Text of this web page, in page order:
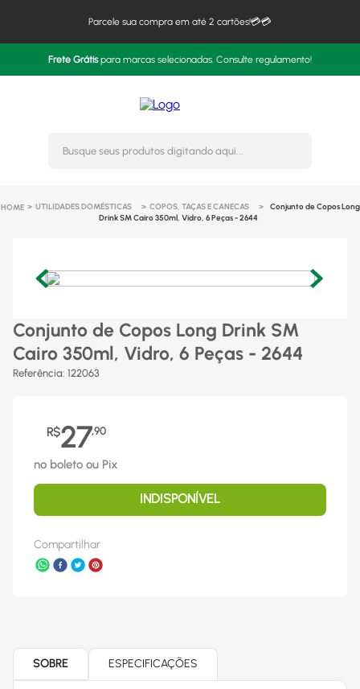
Parcele sua compra em até 2 cartões!💳💳
Frete Grátispara marcas selecionadas. Consulte regulamento!
Busque seus produtos
UTILIDADES DOMÉSTICAS COPOS, TAÇAS E CANECAS
Conjunto de Copos Long
Drink SM Cairo 350ml, Vidro, 6 Peças - 2644
Conjunto de Copos Long Drink SM
Cairo 350ml, Vidro, 6 Peças - 2644
Referência: 122063
R$27,90
no boleto ou Pix
INDISPONÍVEL
Compartilhar
SOBRE ESPECIFICAÇÕES